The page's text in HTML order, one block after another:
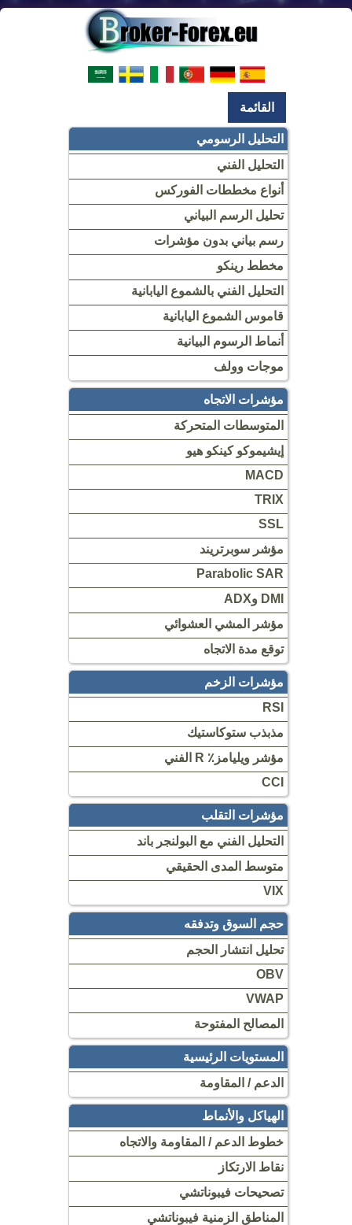
القائمة
التحليل الرسومي
التحليل الفني
أنواع مخططات الفوركس
تحليل الرسم البياني
رسم بياني بدون مؤشرات
مخطط رينكو
التحليل الفني بالشموع اليابانية
قاموس الشموع اليابانية
أنماط الرسوم البيانية
موجات وولف
مؤشرات الاتجاه
المتوسطات المتحركة
إيشيموكو كينكو هيو
MACD
TRIX
SSL
مؤشر سوبرتريند
Parabolic SAR
DMI وADX
مؤشر المشي العشوائي
توقع مدة الاتجاه
مؤشرات الزخم
RSI
مذبذب ستوكاستيك
مؤشر ويليامز٪ R الفني
CCI
مؤشرات التقلب
التحليل الفني مع البولنجر باند
متوسط المدى الحقيقي
VIX
حجم السوق وتدفقه
تحليل انتشار الحجم
OBV
VWAP
المصالح المفتوحة
المستويات الرئيسية
الدعم / المقاومة
الهياكل والأنماط
خطوط الدعم / المقاومة والاتجاه
نقاط الارتكاز
تصحيحات فيبوناتشي
المناطق الزمنية فيبوناتشي